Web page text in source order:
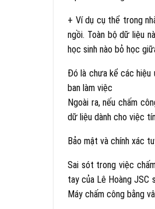
+ Ví dụ cụ thể trong
ngồi. Toàn bộ dữ liệu
học sinh nào bỏ học
Đó là chưa kể các hiệu
ban làm việc
Ngoài ra, nếu chấm
dữ liệu dành cho việc
Bảo mật và chính xác
Sai sót trong việc
tay của Lê Hoàng JSC
Máy chấm công bằng